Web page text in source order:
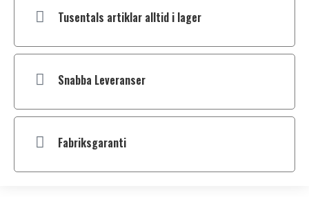
Tusentals artiklar alltid i lager
Snabba Leveranser
Fabriksgaranti